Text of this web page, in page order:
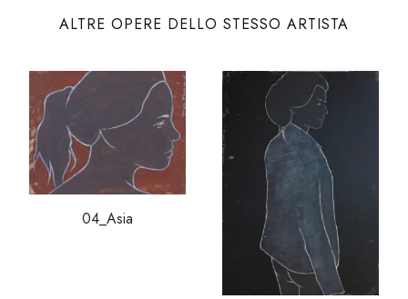
ALTRE OPERE DELLO STESSO ARTISTA
04_Asia